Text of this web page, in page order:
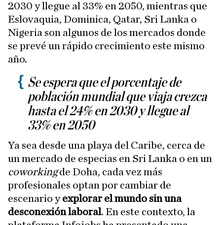
2030 y llegue al 33% en 2050, mientras que
Eslovaquia, Dominica, Qatar, Sri Lanka o
Nigeria son algunos de los mercados donde
se prevé un rápido crecimiento este mismo
año.
Se espera que el porcentaje de
población mundial que viaja crezca
hasta el 24% en 2030 y llegue al
33% en 2050
Ya sea desde una playa del Caribe, cerca de
un mercado de especias en Sri Lanka o en un
coworkingde Doha, cada vez más
profesionales optan por cambiar de
escenario yexplorar el mundo sin una
desconexión laboral. En este contexto, la